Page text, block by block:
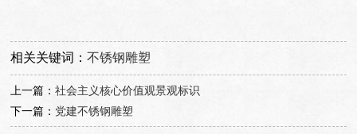
相关关键词：不锈钢雕塑
上一篇：社会主义核心价值观景观标识
下一篇： 党建不锈钢雕塑